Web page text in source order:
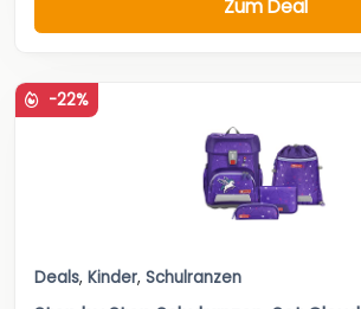
Zum Deal
-22%
Deals, Kinder, Schulranzen